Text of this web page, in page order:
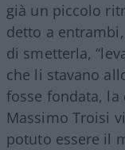
già un piccolo
detto a
di smetterla,
che li stavano
fosse fondata,
Massimo Troisi
potuto essere il